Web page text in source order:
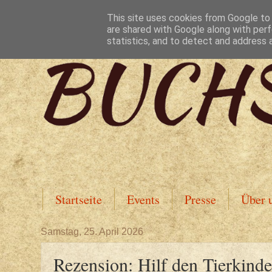
Startseite Events Presse Über
Samstag, 25. April 2026
Rezension: Hilf den
This site uses cookies from Google
are shared with Google along with
statistics, and to detect and address